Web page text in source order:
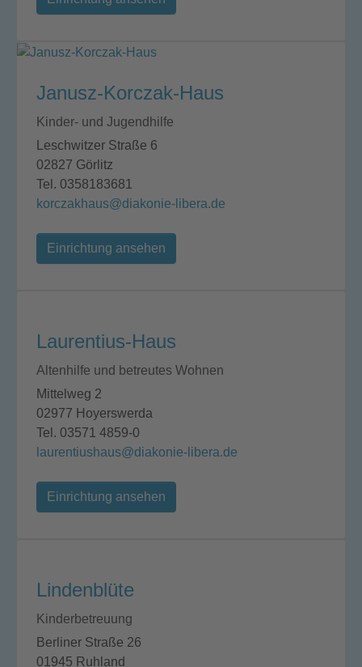
Janusz-Korczak-Haus
Kinder- und Jugendhilfe
Leschwitzer Straße 6
02827 Görlitz
Tel. 0358183681
korczakhaus@diakonie-libera.de
Einrichtung ansehen
Laurentius-Haus
Altenhilfe und betreutes Wohnen
Mittelweg 2
02977 Hoyerswerda
Tel. 03571 4859-0
laurentiushaus@diakonie-libera.de
Einrichtung ansehen
Lindenblüte
Kinderbetreuung
Berliner Straße 26
01945 Ruhland